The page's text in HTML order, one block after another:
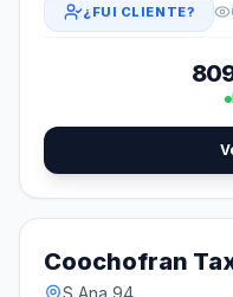
¿FUI CLIENTE?
Coochofran
S Ana 94